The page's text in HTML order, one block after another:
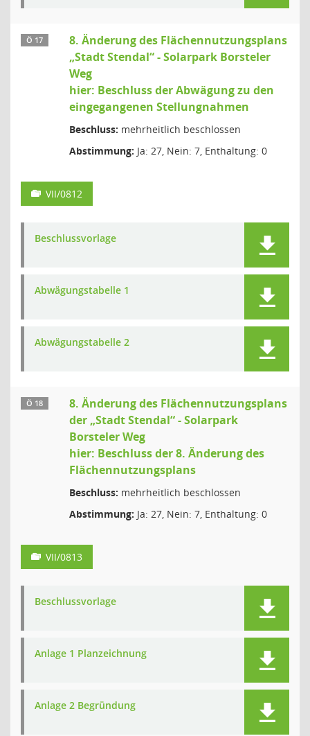
Ö 17
8. Änderung des Flächennutzungsplans
„Stadt Stendal“ - Solarpark Borsteler
Weg
hier: Beschluss der Abwägung zu den
eingegangenen Stellungnahmen
Beschluss: mehrheitlich beschlossen
Abstimmung: Ja: 27, Nein: 7, Enthaltung: 0
VII/0812
Beschlussvorlage
Abwägungstabelle 1
Abwägungstabelle 2
Ö 18
8. Änderung des Flächennutzungsplans
der „Stadt Stendal“ - Solarpark
Borsteler Weg
hier: Beschluss der 8. Änderung des
Flächennutzungsplans
Beschluss: mehrheitlich beschlossen
Abstimmung: Ja: 27, Nein: 7, Enthaltung: 0
VII/0813
Beschlussvorlage
Anlage 1 Planzeichnung
Anlage 2 Begründung